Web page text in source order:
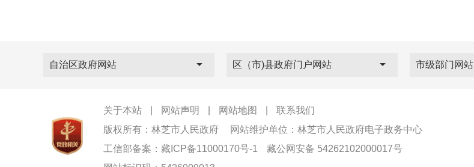
自治区政府网站 区（市)县政府门户网站 市级部门网站
关于本站 网站声明 网站地图
联系我们
版权所有：林芝市人民政府
网站维护单位：林芝市人民政府电子政务中心
工信部备案：藏ICP备11000170号-1
藏公网安备 54262102000017号